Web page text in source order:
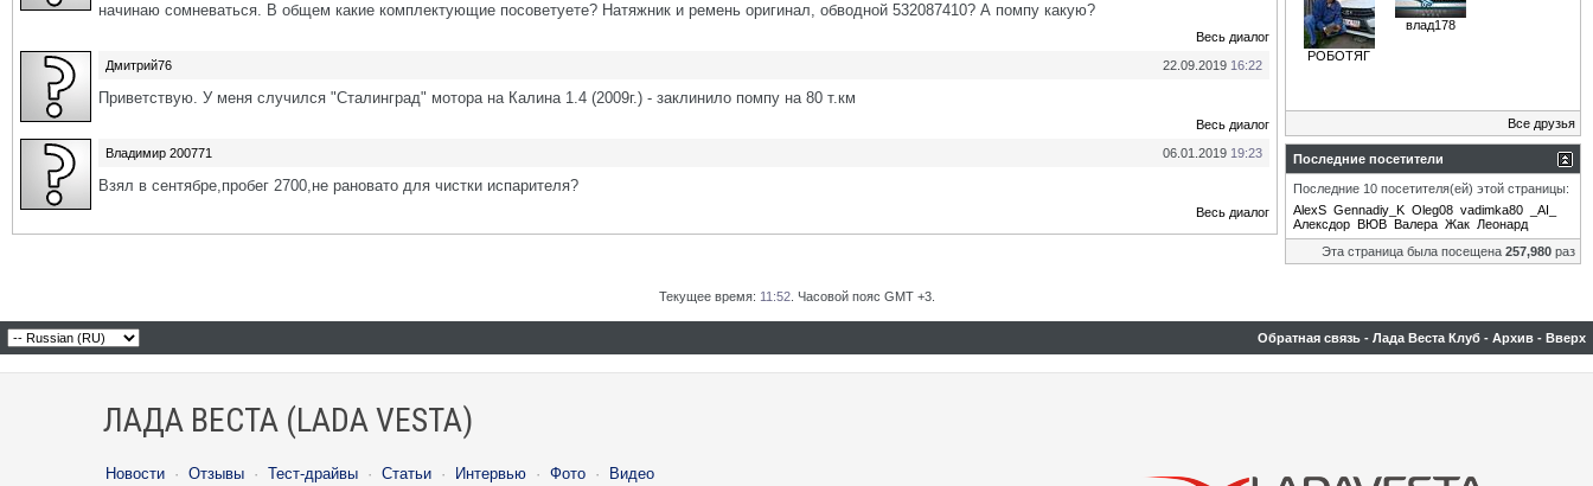
начинаю сомневаться. В общем какие комплектующие посоветуете? Натяжник и ремень оригинал, обводной 532087410? А помпу какую?
Весь диалог
22.09.2019 16:22
Дмитрий76
Приветствую. У меня случился "Сталинград" мотора на Калина 1.4 (2009г.) - заклинило помпу на 80 т.км
Весь диалог
06.01.2019 19:23
Владимир 200771
Взял в сентябре,пробег 2700,не рановато для чистки испарителя?
Весь диалог
РОБОТЯГ
влад178
Все друзья
Последние посетители
Последние 10 посетителя(ей) этой страницы:
AlexS Gennadiy_K Oleg08 vadimka80
_AI_
Алексдор ВЮВ Валера Жак Леонард
Эта страница была посещена 257,980 раз
Текущее время: 11:52. Часовой пояс GMT +3.
Обратная связь - Лада Веста Клуб - Архив - Вверх
ЛАДА ВЕСТА (LADA VESTA)
Новости · Отзывы · Тест-драйвы · Статьи · Интервью · Фото · Видео